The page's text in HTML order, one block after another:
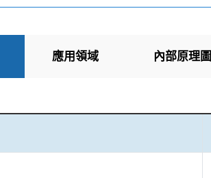
應用領域 內部原理圖